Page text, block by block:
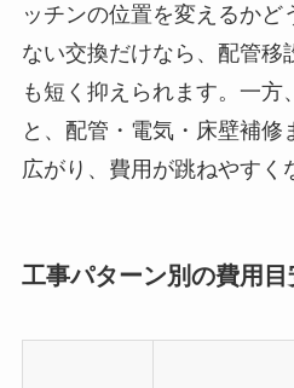
ッチンの位置を変えるかど
ない交換だけなら、配管移
も短く抑えられます。一方
と、配管・電気・床壁補修
広がり、費用が跳ねやすく
工事パターン別の費用目